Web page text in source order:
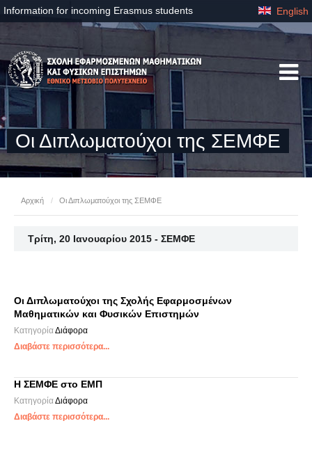
Information for incoming Erasmus students English
Οι Διπλωματούχοι της ΣΕΜΦΕ
Αρχική / Οι Διπλωματούχοι της ΣΕΜΦΕ
Τρίτη, 20 Ιανουαρίου 2015 - ΣΕΜΦΕ
Οι Διπλωματούχοι της Σχολής Εφαρμοσμένων
Μαθηματικών και Φυσικών Επιστημών
ΚατηγορίαΔιάφορα
Διαβάστε περισσότερα...
Η ΣΕΜΦΕ στο ΕΜΠ
ΚατηγορίαΔιάφορα
Διαβάστε περισσότερα...